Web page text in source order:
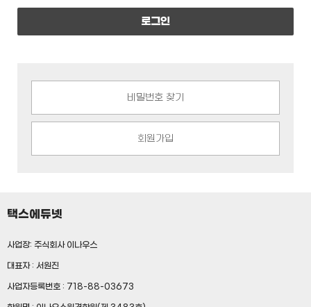
로그인
비밀번호 찾기
회원가입
택스에듀넷
사업장: 주식회사 이나우스
대표자 : 서원진
사업자등록번호 : 718-88-03673